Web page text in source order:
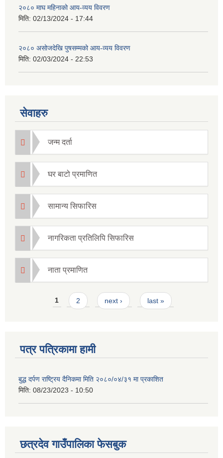
२०८० माघ महिनाको आय-व्यय विवरण
मिति: 02/13/2024 - 17:44
२०८० असोजदेखि पुषसम्मको आय-व्यय विवरण
मिति: 02/03/2024 - 22:53
सेवाहरु
जन्म दर्ता
घर बाटो प्रमाणित
सामान्य सिफारिस
नागरिकता प्रतिलिपि सिफारिस
नाता प्रमाणित
Pages1 2 next › last »
पत्र पत्रिकामा हामी
बुद्ध दर्पण राष्ट्रिय दैनिकमा मिति २०८०/०४/३१ मा प्रकाशित
मिति: 08/23/2023 - 10:50
छत्रदेव गाउँपालिका फेसबुक